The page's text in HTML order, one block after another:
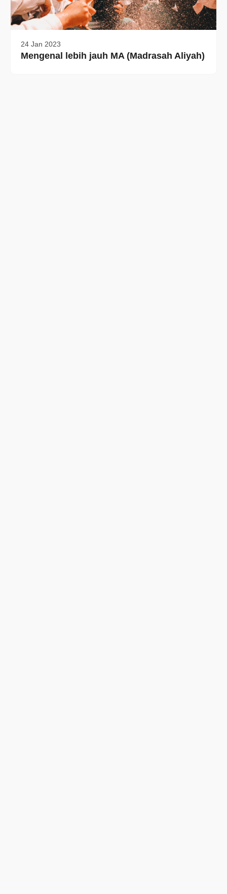
24 Jan 2023
Mengenal lebih jauh MA (Madrasah Aliyah)